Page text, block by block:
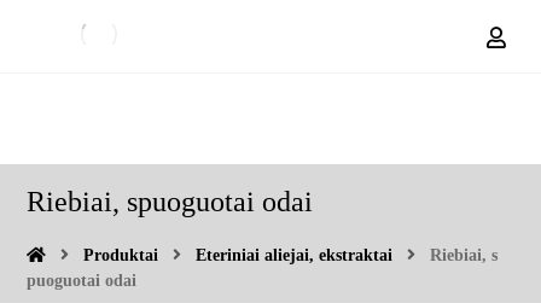
Riebiai, spuoguotai odai
Produktai Eteriniai aliejai, ekstraktai
Riebiai, s
puoguotai odai